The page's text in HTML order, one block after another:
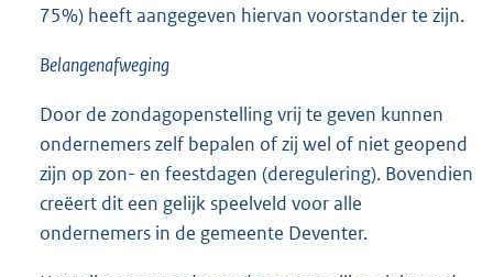
75%) heeft aangegeven hiervan voorstander te zijn.
Belangenafweging
Door de zondagopenstelling vrij te geven kunnen
ondernemers zelf bepalen of zij wel of niet geopend
zijn op zon- en feestdagen (deregulering). Bovendien
creëert dit een gelijk speelveld voor alle
ondernemers in de gemeente Deventer.